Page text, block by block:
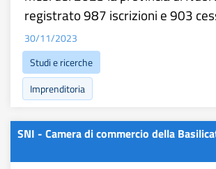
registrato 987 iscrizioni e 903
30/11/2023
Studi e ricerche
Imprenditoria
SNI - Camera di commercio della